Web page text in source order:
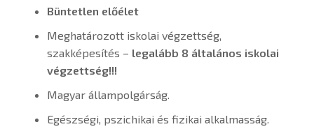
Büntetlen előélet
Meghatározott iskolai végzettség,
szakképesítés – legalább 8 általános iskolai
végzettség!!!
Magyar állampolgárság.
Egészségi, pszichikai és fizikai alkalmasság.